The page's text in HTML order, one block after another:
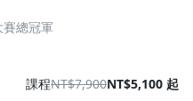
總冠軍
課程NT$7,900NT$5,100 起